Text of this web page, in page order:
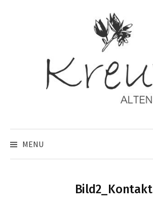
MENU
Bild2_Kontakt